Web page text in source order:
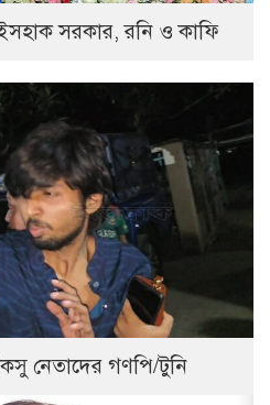
সরকার, রনি ও কাফি
নেতাদের গণপি/টুনি